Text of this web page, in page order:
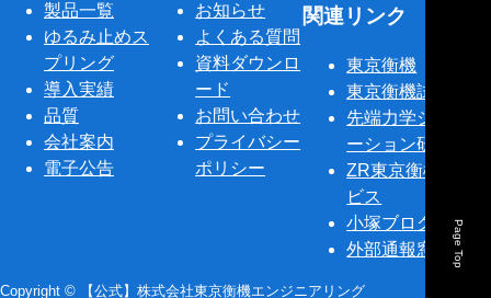
Page Top
製品一覧
ゆるみ止めス
プリング
導入実績
品質
会社案内
電子公告
お知らせ
よくある質問
資料ダウンロ
ード
お問い合わせ
プライバシー
ポリシー
関連リンク
東京衡機
東京衡機試験機
先端力学シミュレ
ーション研究所
ZR東京衡機サー
ビス
小塚ブログ
外部通報窓口
Copyright © 【公式】株式会社東京衡機エンジニアリング